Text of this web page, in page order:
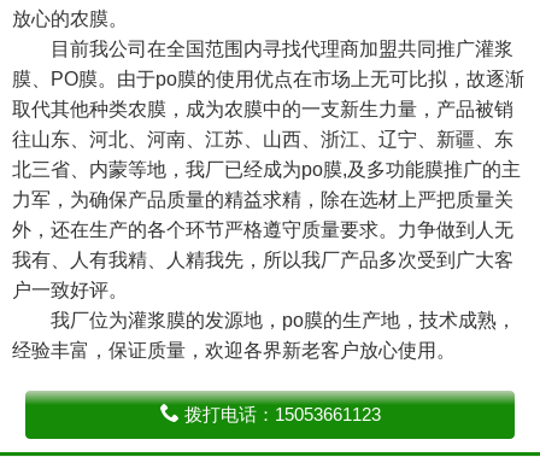
放心的农膜。
目前我公司在全国范围内寻找代理商加盟共同推广灌浆
膜、PO膜。由于po膜的使用优点在市场上无可比拟，故逐渐
取代其他种类农膜，成为农膜中的一支新生力量，产品被销
往山东、河北、河南、江苏、山西、浙江、辽宁、新疆、东
北三省、内蒙等地，我厂已经成为po膜,及多功能膜推广的主
力军，为确保产品质量的精益求精，除在选材上严把质量关
外，还在生产的各个环节严格遵守质量要求。力争做到人无
我有、人有我精、人精我先，所以我厂产品多次受到广大客
户一致好评。
我厂位为灌浆膜的发源地，po膜的生产地，技术成熟，
经验丰富，保证质量，欢迎各界新老客户放心使用。
拨打电话：15053661123